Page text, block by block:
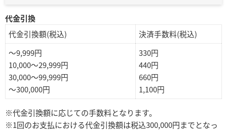
代金引換
代金引換額(税込)
決済手数料(税込)
～9,999円
10,000～29,999円
30,000～99,999円
～300,000円
330円
440円
660円
1,100円
※代金引換額に応じての手数料となります。
※1回のお支払における代金引換額は税込300,000円までとなっ